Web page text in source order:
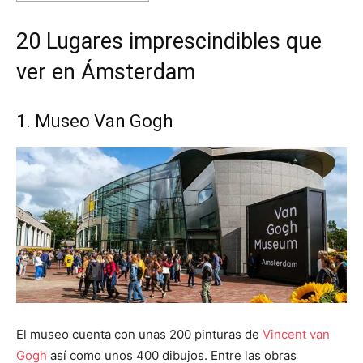
20 Lugares imprescindibles que
ver en Ámsterdam
1. Museo Van Gogh
El museo cuenta con unas 200 pinturas de Vincent van
Gogh así como unos 400 dibujos. Entre las obras